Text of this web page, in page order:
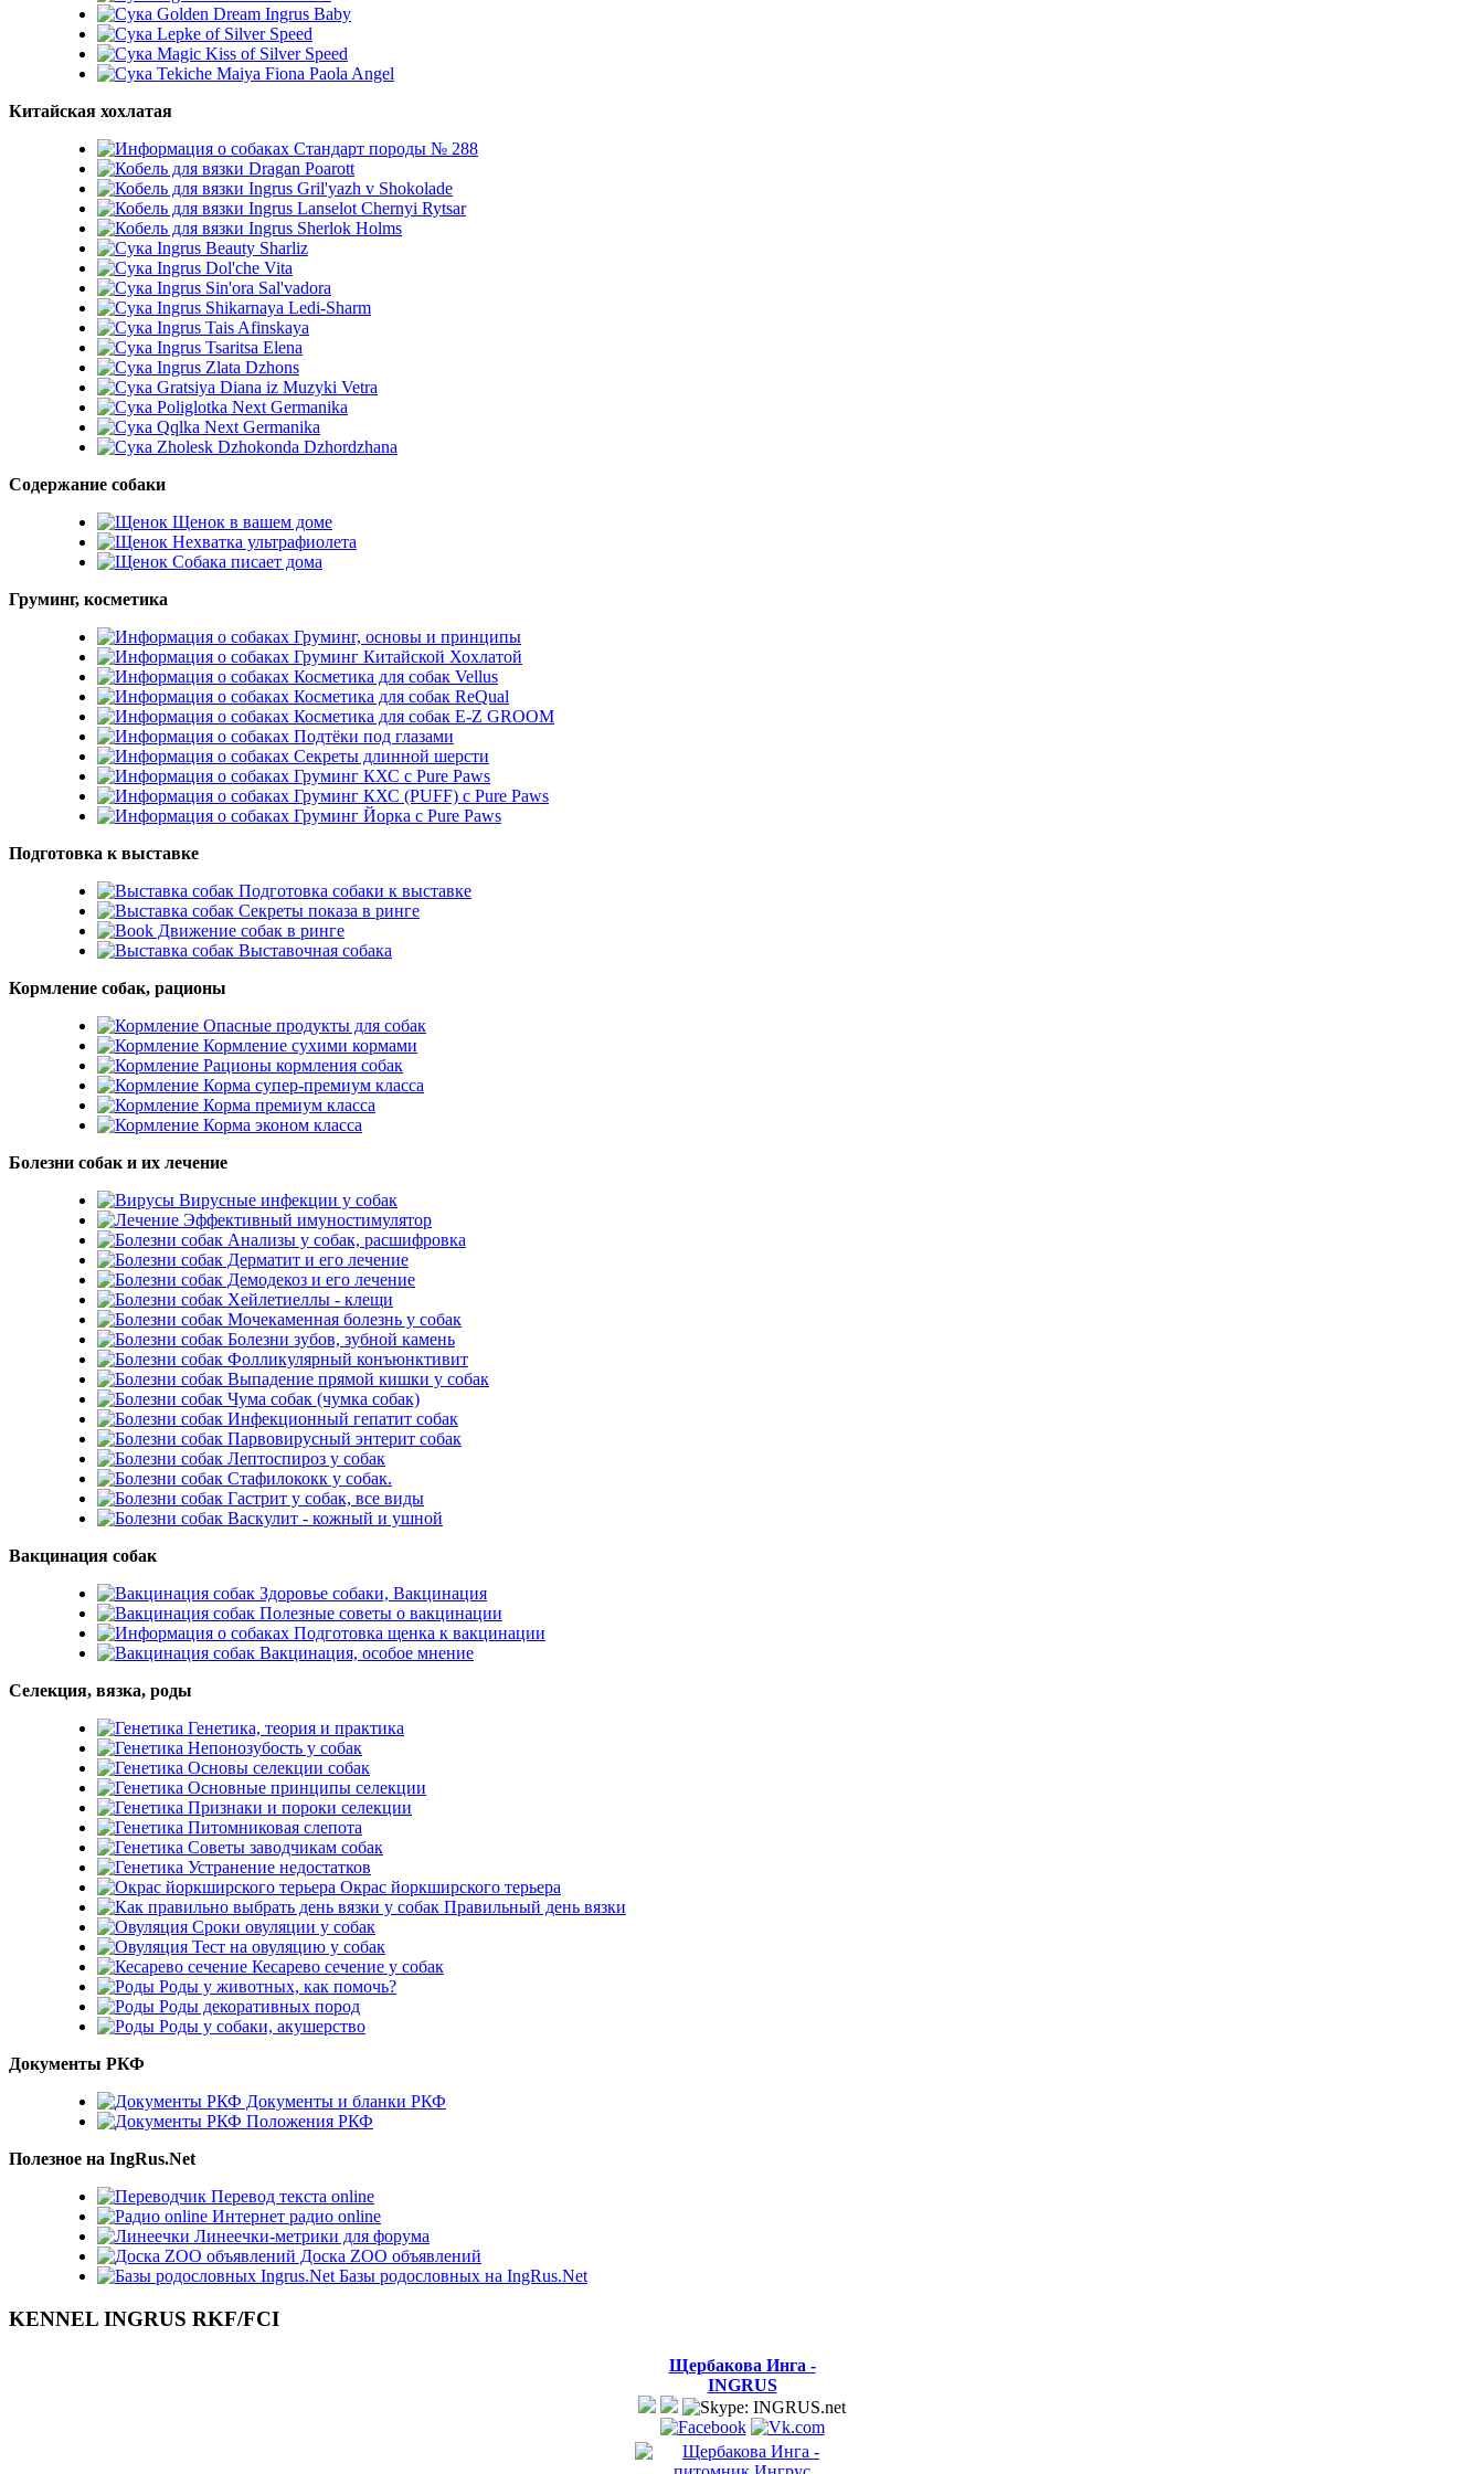
Golden Dream Ingrus Baby
Lepke of Silver Speed
Magic Kiss of Silver Speed
Tekiche Maiya Fiona Paola Angel
Китайская хохлатая
Стандарт породы № 288
Dragan Poarott
Ingrus Gril'yazh v Shokolade
Ingrus Lanselot Chernyi Rytsar
Ingrus Sherlok Holms
Ingrus Beauty Sharliz
Ingrus Dol'che Vita
Ingrus Sin'ora Sal'vadora
Ingrus Shikarnaya Ledi-Sharm
Ingrus Tais Afinskaya
Ingrus Tsaritsa Elena
Ingrus Zlata Dzhons
Gratsiya Diana iz Muzyki Vetra
Poliglotka Next Germanika
Qqlka Next Germanika
Zholesk Dzhokonda Dzhordzhana
Содержание собаки
Щенок в вашем доме
Нехватка ультрафиолета
Собака писает дома
Груминг, косметика
Груминг, основы и принципы
Груминг Китайской Хохлатой
Косметика для собак Vellus
Косметика для собак ReQual
Косметика для собак E-Z GROOM
Подтёки под глазами
Секреты длинной шерсти
Груминг КХС с Pure Paws
Груминг КХС (PUFF) с Pure Paws
Груминг Йорка с Pure Paws
Подготовка к выставке
Подготовка собаки к выставке
Секреты показа в ринге
Движение собак в ринге
Выставочная собака
Кормление собак, рационы
Опасные продукты для собак
Кормление сухими кормами
Рационы кормления собак
Корма супер-премиум класса
Корма премиум класса
Корма эконом класса
Болезни собак и их лечение
Вирусные инфекции у собак
Эффективный имуностимулятор
Анализы у собак, расшифровка
Дерматит и его лечение
Демодекоз и его лечение
Хейлетиеллы - клещи
Мочекаменная болезнь у собак
Болезни зубов, зубной камень
Фолликулярный конъюнктивит
Выпадение прямой кишки у собак
Чума собак (чумка собак)
Инфекционный гепатит собак
Парвовирусный энтерит собак
Лептоспироз у собак
Стафилококк у собак.
Гастрит у собак, все виды
Васкулит - кожный и ушной
Вакцинация собак
Здоровье собаки, Вакцинация
Полезные советы о вакцинации
Подготовка щенка к вакцинации
Вакцинация, особое мнение
Селекция, вязка, роды
Генетика, теория и практика
Непонозубость у собак
Основы селекции собак
Основные принципы селекции
Признаки и пороки селекции
Питомниковая слепота
Советы заводчикам собак
Устранение недостатков
Окрас йоркширского терьера
Правильный день вязки
Сроки овуляции у собак
Тест на овуляцию у собак
Кесарево сечение у собак
Роды у животных, как помочь?
Роды декоративных пород
Роды у собаки, акушерство
Документы РКФ
Документы и бланки РКФ
Положения РКФ
Полезное на IngRus.Net
Перевод текста online
Интернет радио online
Линеечки-метрики для форума
Доска ZOO объявлений
Базы родословных на IngRus.Net
KENNEL INGRUS RKF/FCI
Щербакова Инга -
INGRUS